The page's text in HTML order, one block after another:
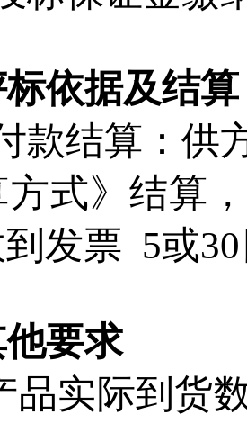
依据及结算
结算：供方
式》结算
发票 5或
要求
实际到货数